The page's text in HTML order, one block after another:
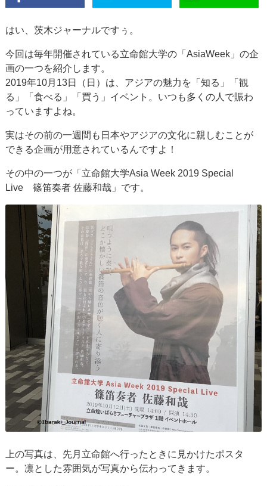
はい、茨木ジャーナルですぅ。
今回は毎年開催されている立命館大学の「AsiaWeek」の企
画の一つを紹介します。
2019年10月13日（日）は、アジアの魅力を「知る」「観
る」「食べる」「買う」イベント。いつも多くの人で賑わ
っていますよね。
実はその前の一週間も日本やアジアの文化に親しむことが
できる企画が用意されているんですよ！
その中の一つが「立命館大学Asia Week 2019 Special
Live 篠笛奏者 佐藤和哉」です。
上の写真は、先月立命館へ行ったときに見かけたポスタ
ー。凛とした雰囲気が写真から伝わってきます。